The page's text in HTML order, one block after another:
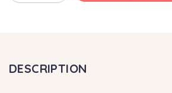
DESCRIPTION